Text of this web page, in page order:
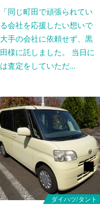
「同じ町田で頑張られてい
る会社を応援したい想いで
大手の会社に依頼せず、黒
田様に託しました。 当日に
は査定をしていただ...
ダイハツ/タント